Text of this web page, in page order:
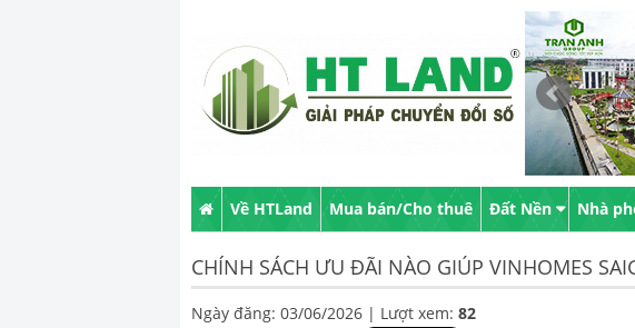
Về HTLand Mua bán/Cho thuê Đất Nền Nhà
CHÍNH SÁCH ƯU ĐÃI NÀO GIÚP VINHOMES
Ngày đăng: 03/06/2026 | Lượt xem: 82